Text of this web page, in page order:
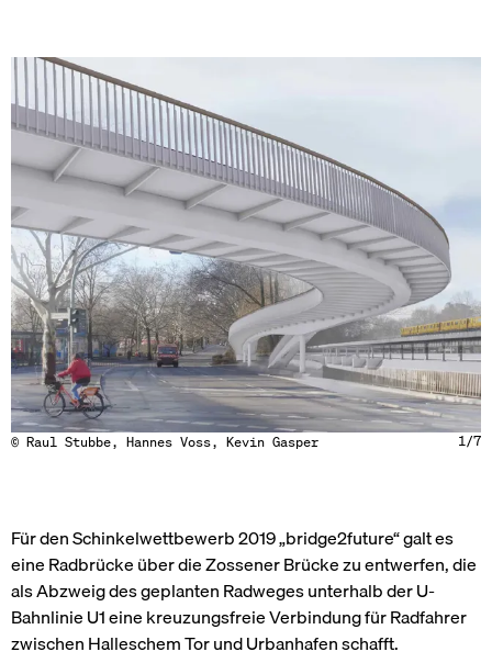
© Raul Stubbe, Hannes Voss, Kevin Gasper 1 /7
Für den Schinkelwettbewerb 2019 „bridge2future“ galt es
eine Radbrücke über die Zossener Brücke zu entwerfen, die
als Abzweig des geplanten Radweges unterhalb der U-
Bahnlinie U1 eine kreuzungsfreie Verbindung für Radfahrer
zwischen Halleschem Tor und Urbanhafen schafft.